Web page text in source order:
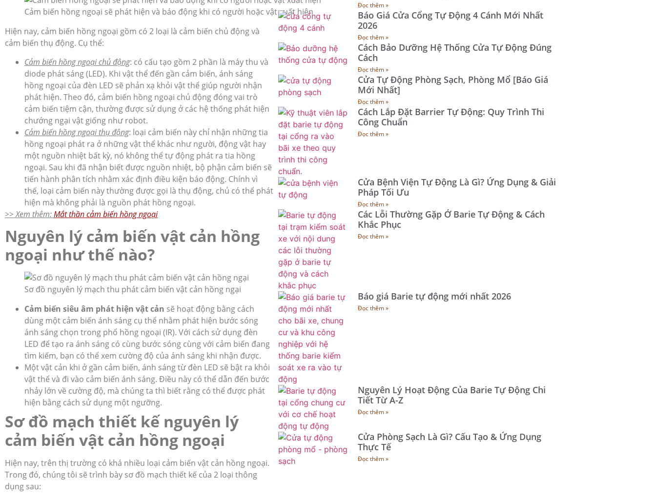
Cảm biến hồng ngoại sẽ phát hiện và báo động khi có người hoặc vật xuất hiện
Hiện nay, cảm biến hồng ngoại gồm có 2 loại là cảm biến chủ động và
cảm biến thụ động. Cụ thể:
Cảm biến hồng ngoại chủ động: có cấu tạo gồm 2 phần là máy thu và
diode phát sáng (LED). Khi vật thể đến gần cảm biến, ánh sáng
hồng ngoại của đèn LED sẽ phản xạ khỏi vật thể giúp người nhận
phát hiện. Theo đó, cảm biến hồng ngoại chủ động đóng vai trò
cảm biến tiệm cận, thường được sử dụng ở các hệ thống phát hiện
chướng ngại vật giống như robot.
Cảm biến hồng ngoại thụ động: loại cảm biến này chỉ nhận những tia
hồng ngoại phát ra ở những vật thể khác như người, động vật hay
một nguồn nhiệt bất kỳ, nó không thể tự động phát ra tia hồng
ngoại. Sau khi đã nhận biết được nguồn nhiệt, bộ phận cảm biến sẽ
tiến hành phân tích nhằm xác định điều kiện báo động. Chính vì
thế, loại cảm biến này thường được gọi là thụ động, chủ có thể phát
hiện mà không phải là nguồn phát hồng ngoại.
>> Xem thêm:Mắt thần cảm biến hồng ngoại
Nguyên lý cảm biến vật cản hồng
ngoại như thế nào?
Sơ đồ nguyên lý mạch thu phát cảm biến vật cản hồng ngại
Cảm biến siêu âm phát hiện vật cản sẽ hoạt động bằng cách
dùng một cảm biến ánh sáng cụ thể nhằm phát hiện bước sóng
ánh sáng chọn trong phổ hồng ngoại (IR). Với cách sử dụng đèn
LED để tạo ra ánh sáng có cùng bước sóng cùng với cảm biến đang
tìm kiếm, bạn có thể xem cường độ của ánh sáng khi nhận được.
Một vật cản khi ở gần cảm biến, ánh sáng từ đèn LED sẽ bật ra khỏi
vật thể và đi vào cảm biến ánh sáng. Điều này có thể dẫn đến bước
nhảy lớn về cường độ, mà chúng ta thì biết rằng có thể được phát
hiện bằng cách sử dụng một ngưỡng.
Sơ đồ mạch thiết kế nguyên lý
cảm biến vật cản hồng ngoại
Hiện nay, trên thị trường có khá nhiều loại cảm biến vật cản hồng ngoại.
Trong đó, chúng tôi sẽ trình bày sơ đồ mạch thiết kế của 2 loại thông
dụng sau:
Đọc thêm »
Báo Giá Cửa Cổng Tự Động 4 Cánh Mới Nhất
2026
Đọc thêm »
Cách Bảo Dưỡng Hệ Thống Cửa Tự Động Đúng
Cách
Đọc thêm »
Cửa Tự Động Phòng Sạch, Phòng Mổ [Báo Giá
Mới Nhất]
Đọc thêm »
Cách Lắp Đặt Barrier Tự Động: Quy Trình Thi
Công Chuẩn
Đọc thêm »
Cửa Bệnh Viện Tự Động Là Gì? Ứng Dụng & Giải
Pháp Tối Ưu
Đọc thêm »
Các Lỗi Thường Gặp Ở Barie Tự Động & Cách
Khắc Phục
Đọc thêm »
Báo giá Barie tự động mới nhất 2026
Đọc thêm »
Nguyên Lý Hoạt Động Của Barie Tự Động Chi
Tiết Từ A-Z
Đọc thêm »
Cửa Phòng Sạch Là Gì? Cấu Tạo & Ứng Dụng
Thực Tế
Đọc thêm »